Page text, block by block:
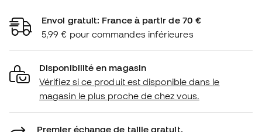
Envoi gratuit: France à partir de 70 €
5,99 € pour commandes inférieures
Disponibilité en magasin
Vérifiez si ce produit est disponible dans le
magasin le plus proche de chez vous.
Premier échange de taille gratuit.